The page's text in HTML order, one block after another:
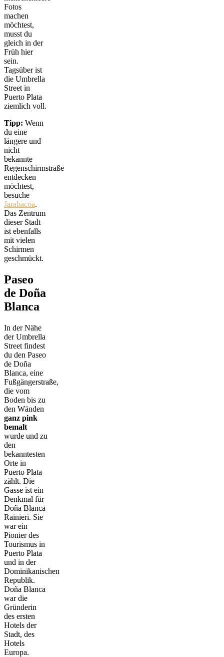
Fotos
machen
möchtest,
musst du
gleich in der
Früh hier
sein.
Tagsüber ist
die Umbrella
Street in
Puerto Plata
ziemlich voll.
Tipp: Wenn
du eine
längere und
nicht
bekannte
Regenschirmstraße
entdecken
möchtest,
besuche
Jarabacoa.
Das Zentrum
dieser Stadt
ist ebenfalls
mit vielen
Schirmen
geschmückt.
Paseo
de Doña
Blanca
In der Nähe
der Umbrella
Street findest
du den Paseo
de Doña
Blanca, eine
Fußgängerstraße,
die vom
Boden bis zu
den Wänden
ganz pink
bemalt
wurde und zu
den
bekanntesten
Orte in
Puerto Plata
zählt. Die
Gasse ist ein
Denkmal für
Doña Blanca
Rainieri. Sie
war ein
Pionier des
Tourismus in
Puerto Plata
und in der
Dominikanischen
Republik.
Doña Blanca
war die
Gründerin
des ersten
Hotels der
Stadt, des
Hotels
Europa.